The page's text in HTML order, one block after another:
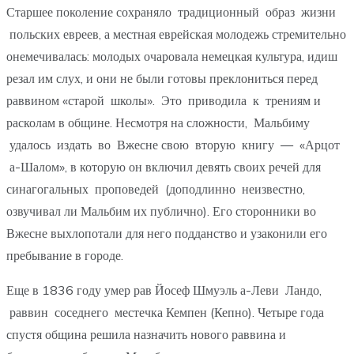
Старшее поколение сохраняло традиционный образ жизни
польских евреев, а местная еврейская молодежь стремительно
онемечивалась: молодых очаровала немецкая культура, идиш
резал им слух, и они не были готовы преклониться перед
раввином «старой школы». Это приводила к трениям и
расколам в общине. Несмотря на сложности, Мальбиму
удалось издать во Вжесне свою вторую книгу — «Арцот
а-Шалом», в которую он включил девять своих речей для
синагогальных проповедей (доподлинно неизвестно,
озвучивал ли Мальбим их публично). Его сторонники во
Вжесне выхлопотали для него подданство и узаконили его
пребывание в городе.
Еще в 1836 году умер рав Йосеф Шмуэль а-Леви Ландо,
раввин соседнего местечка Кемпен (Кепно). Четыре года
спустя община решила назначить нового раввина и